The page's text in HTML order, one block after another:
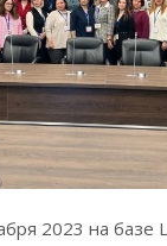
2023 на базе